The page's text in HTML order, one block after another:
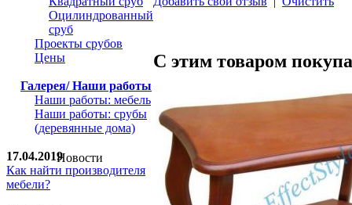
Оцилиндрованный
сруб
Проекты срубов
Цены
Галерея/ Наши работы
Наши работы: мебель
Наши работы: срубы
(деревянные дома)
Новости
17.04.2019
Как найти производителя
мебели?
С этим товаром